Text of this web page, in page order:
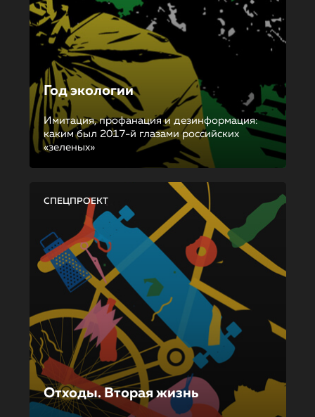
Год экологии
Имитация, профанация и дезинформация:
каким был 2017-й глазами российских
«зеленых»
СПЕЦПРОЕКТ
Отходы. Вторая жизнь